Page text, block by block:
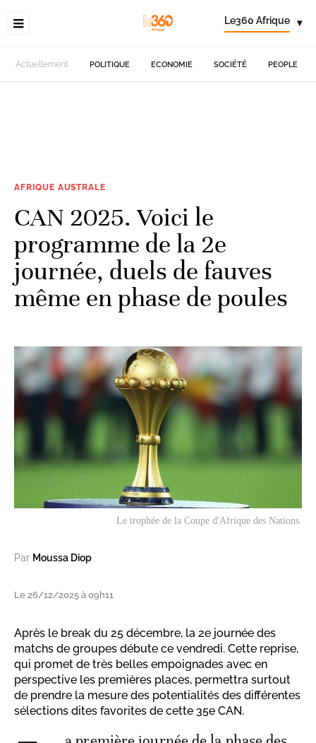
Le360 Afrique ▾
Actuellement POLITIQUE ECONOMIE SOCIÉTÉ PEOPLE
AFRIQUE AUSTRALE
CAN 2025. Voici le
programme de la 2e
journée, duels de fauves
même en phase de poules
Le trophée de la Coupe d'Afrique des Nations.
Par Moussa Diop
Le 26/12/2025 à 09h11
Après le break du 25 décembre, la 2e journée des
matchs de groupes débute ce vendredi. Cette reprise,
qui promet de très belles empoignades avec en
perspective les premières places, permettra surtout
de prendre la mesure des potentialités des différentes
sélections dites favorites de cette 35e CAN.